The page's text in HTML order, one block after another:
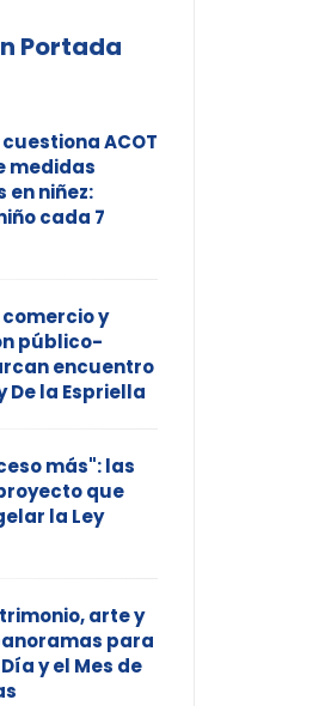
Portada
ACOT
medidas
en niñez:
cada 7
y
público-
encuentro
De la Espriella
más": las
que
la Ley
arte y
para
y el Mes de